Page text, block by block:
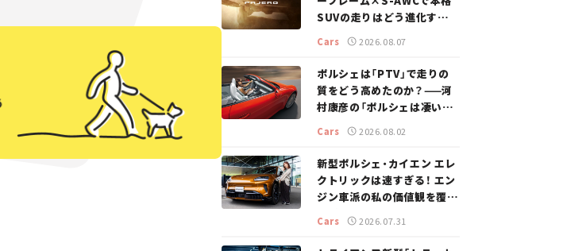
SUVの走りはどう進化する？
【新車ニュース】
Cars 2026.08.07
ポルシェは「PTV」で走りの
質をどう高めたのか？——河
村康彦の「ポルシェは凄い！」
Cars 2026.08.02
新型ポルシェ・カイエン エレ
クトリックは速すぎる！ エン
ジン車派の私の価値観を覆し
た、新しいポルシェの走り。
Cars 2026.07.31